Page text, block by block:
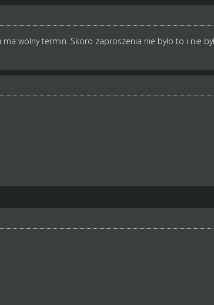
wolny termin. Skoro zaproszenia nie było to i nie